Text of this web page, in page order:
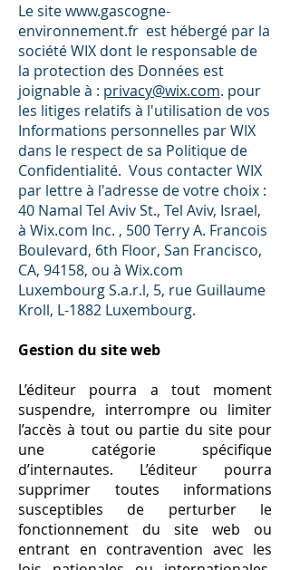
Le site www.gascogne-
environnement.fr est hébergé par la
société WIX dont le responsable de
la protection des Données est
joignable à : privacy@wix.com. pour
les litiges relatifs à l'utilisation de vos
Informations personnelles par WIX
dans le respect de sa Politique de
Confidentialité. Vous contacter WIX
par lettre à l'adresse de votre choix :
40 Namal Tel Aviv St., Tel Aviv, Israel,
à Wix.com Inc. , 500 Terry A. Francois
Boulevard, 6th Floor, San Francisco,
CA, 94158, ou à Wix.com
Luxembourg S.a.r.l, 5, rue Guillaume
Kroll, L-1882 Luxembourg.
Gestion du site web
L’éditeur pourra a tout moment
suspendre, interrompre ou limiter
l’accès à tout ou partie du site pour
une catégorie spécifique
d’internautes. L’éditeur pourra
supprimer toutes informations
susceptibles de perturber le
fonctionnement du site web ou
entrant en contravention avec les